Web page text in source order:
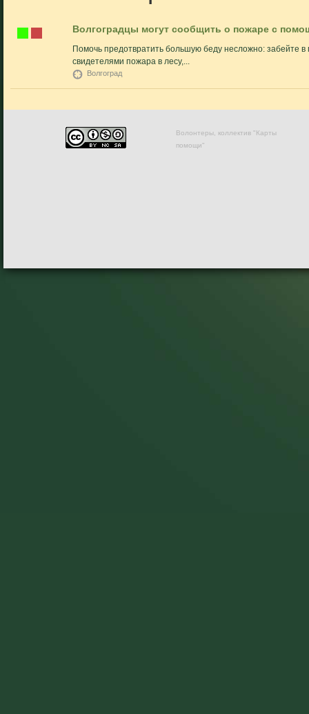
Волгоградцы могут сообщить о пожаре с
Помочь предотвратить большую беду несложно: забейте
свидетелями пожара в лесу,...
Волгоград
Волонтеры, коллектив "Карты
помощи"